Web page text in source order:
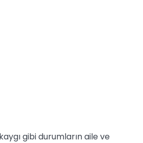
gibi durumların aile ve